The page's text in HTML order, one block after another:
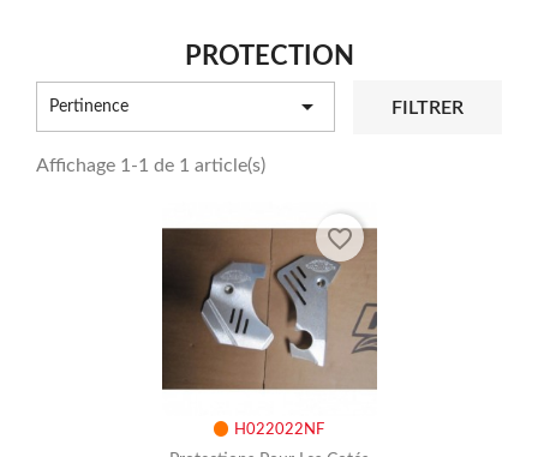
PROTECTION
Pertinence  FILTRER
Affichage 1-1 de 1 article(s)
H022022NF
favorite_border